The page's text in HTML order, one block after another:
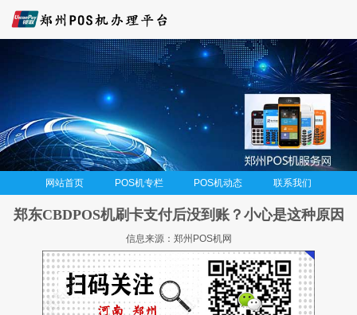
网站首页 POS机专栏 POS机动态 联系我们
郑东CBDPOS机刷卡支付后没到账？小心是这种原因
信息来源：郑州POS机网